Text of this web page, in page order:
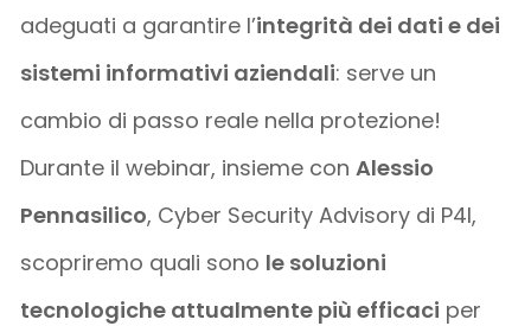
adeguati a garantire l’integrità dei dati e dei
sistemi informativi aziendali: serve un
cambio di passo reale nella protezione!
Durante il webinar, insieme conAlessio
Pennasilico, Cyber Security Advisory di P4I,
scopriremo quali sono le soluzioni
tecnologiche attualmente più efficaci per